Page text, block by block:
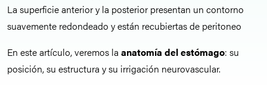
La superficie anterior y la posterior presentan un contorno
suavemente redondeado y están recubiertas de peritoneo
En este artículo, veremos la anatomía del estómago: su
posición, su estructura y su irrigación neurovascular.